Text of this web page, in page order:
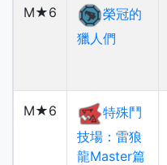
M★6
榮冠的
獵人們
M★6
特殊鬥
技場：雷狼
龍Master篇